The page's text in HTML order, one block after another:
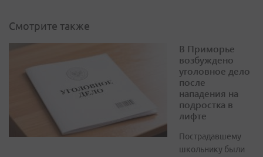
Смотрите также
В Приморье
возбуждено
уголовное дело
после
нападения на
подростка в
лифте
Пострадавшему
школьнику были